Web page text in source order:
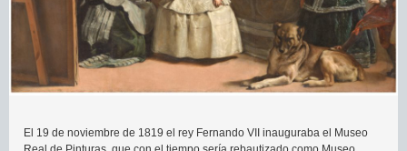
El 19 de noviembre de 1819 el rey Fernando VII inauguraba el Museo